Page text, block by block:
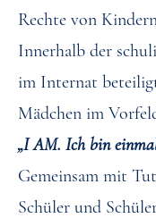
Rechte von
Innerhalb der
im Internat
Mädchen im
„I AM. Ich bin
Gemeinsam mit
Schüler und